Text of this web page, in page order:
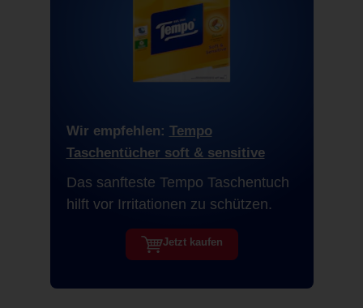
Wir empfehlen: Tempo
Taschentücher soft & sensitive
Das sanfteste Tempo Taschentuch
hilft vor Irritationen zu schützen.
Jetzt kaufen